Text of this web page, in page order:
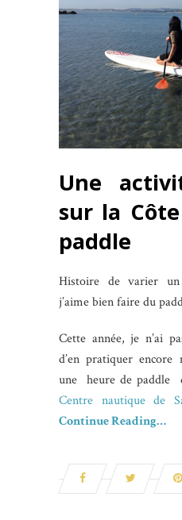
Une
sur la
paddle
Histoire de varier
j’aime bien faire du
Cette année, je n’ai
d’en pratiquer
une heure de paddle
Centre nautique de
Continue Reading…